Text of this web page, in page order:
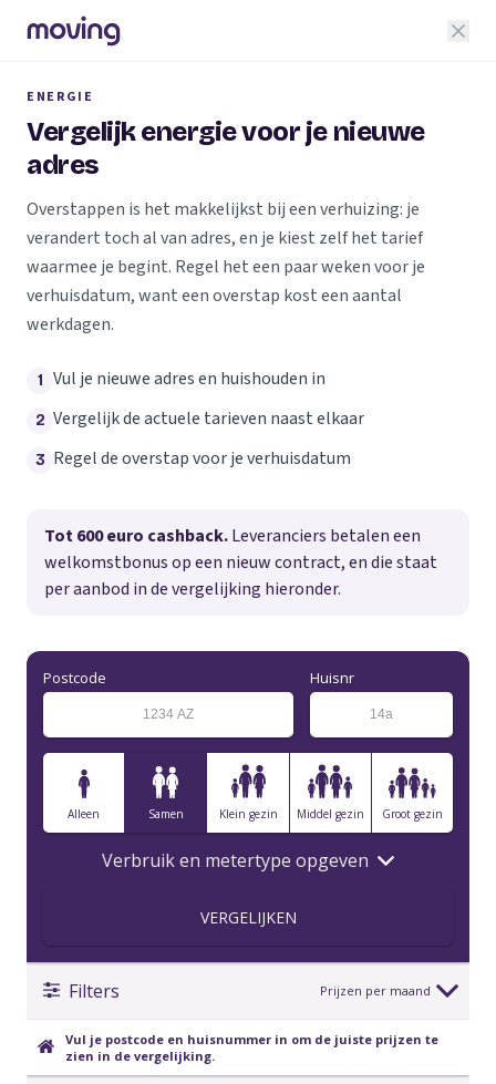
ENERGIE
Vergelijk energie voor je nieuwe
adres
Overstappen is het makkelijkst bij een verhuizing: je
verandert toch al van adres, en je kiest zelf het tarief
waarmee je begint. Regel het een paar weken voor je
verhuisdatum, want een overstap kost een aantal
werkdagen.
1 Vul je nieuwe adres en huishouden in
2 Vergelijk de actuele tarieven naast elkaar
3 Regel de overstap voor je verhuisdatum
Tot 600 euro cashback.Leveranciers betalen een
welkomstbonus op een nieuw contract, en die staat
per aanbod in de vergelijking hieronder.